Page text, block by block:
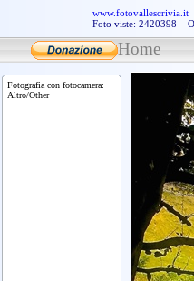
www.fotovallescrivia.it
Foto viste: 2420398
Home
Fotografia con fotocamera:
Altro/Other